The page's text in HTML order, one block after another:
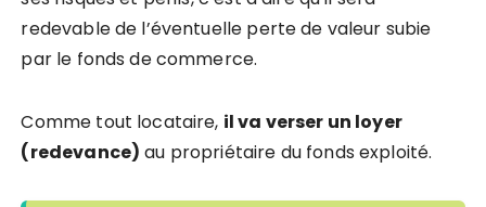
redevable de l’éventuelle perte de valeur subie
par le fonds de commerce.
Comme tout locataire, il va verser un loyer
(redevance) au propriétaire du fonds exploité.